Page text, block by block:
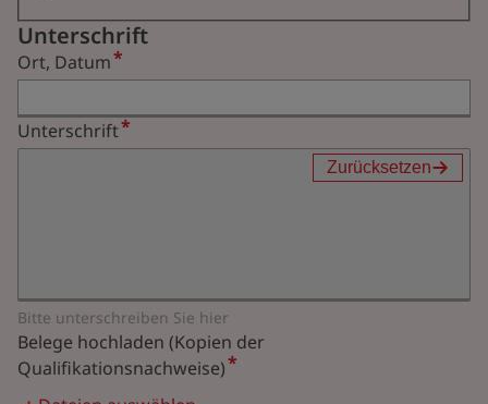
Unterschrift
Ort, Datum
Unterschrift
Zurücksetzen
Bitte unterschreiben Sie hier
Belege hochladen (Kopien der
Qualifikationsnachweise)